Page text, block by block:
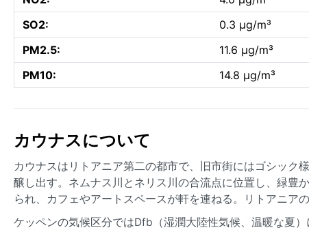
SO2:
0.3 µg/m³
PM2.5:
11.6 µg/m³
PM10:
14.8 µg/m³
カウナスについて
カウナスはリトアニア第二の都市で、旧市街にはゴシック
醸し出す。ネムナス川とネリス川の合流点に位置し、緑豊
られ、カフェやアートスペースが軒を連ねる。リトアニア
ケッペンの気候区分ではDfb（湿潤大陸性気候、温暖な